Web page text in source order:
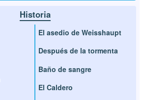
Historia
El asedio de Weisshaupt
Después de la tormenta
Baño de sangre
El Caldero